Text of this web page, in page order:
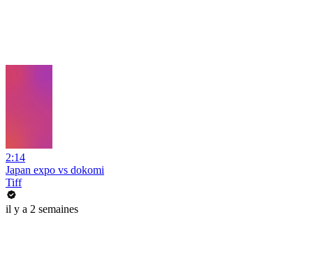
2:14
Japan expo vs dokomi
Tiff
il y a 2 semaines